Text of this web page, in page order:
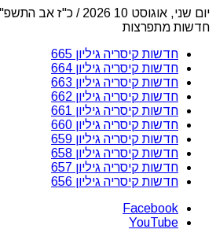
יום שני, אוגוסט 10 2026 / כ"ז אב התשפ"ו
חדשות מתפרצות
חדשות קיסריה גיליון 665
חדשות קיסריה גיליון 664
חדשות קיסריה גיליון 663
חדשות קיסריה גיליון 662
חדשות קיסריה גיליון 661
חדשות קיסריה גיליון 660
חדשות קיסריה גיליון 659
חדשות קיסריה גיליון 658
חדשות קיסריה גיליון 657
חדשות קיסריה גיליון 656
Facebook
YouTube